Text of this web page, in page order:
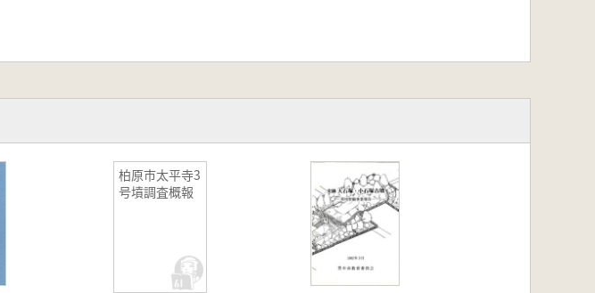
柏原市太平寺3
号墳調査概報